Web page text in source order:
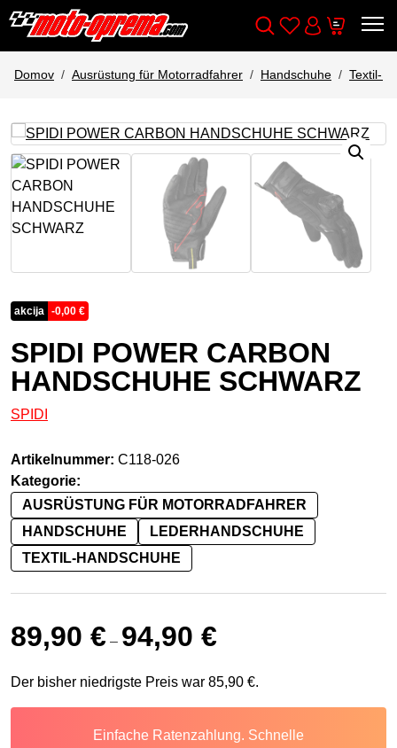
Wishlist
Cart
Domov Ausrüstung für Motorradfahrer Handschuhe Textil-
akcija -0,00 €
SPIDI POWER CARBON
HANDSCHUHE SCHWARZ
SPIDI
Artikelnummer: C118-026
Kategorie:
AUSRÜSTUNG FÜR MOTORRADFAHRER
HANDSCHUHE
LEDERHANDSCHUHE
TEXTIL-HANDSCHUHE
89,90 € – 94,90 €
Der bisher niedrigste Preis war 85,90 €.
Einfache Ratenzahlung. Schnelle